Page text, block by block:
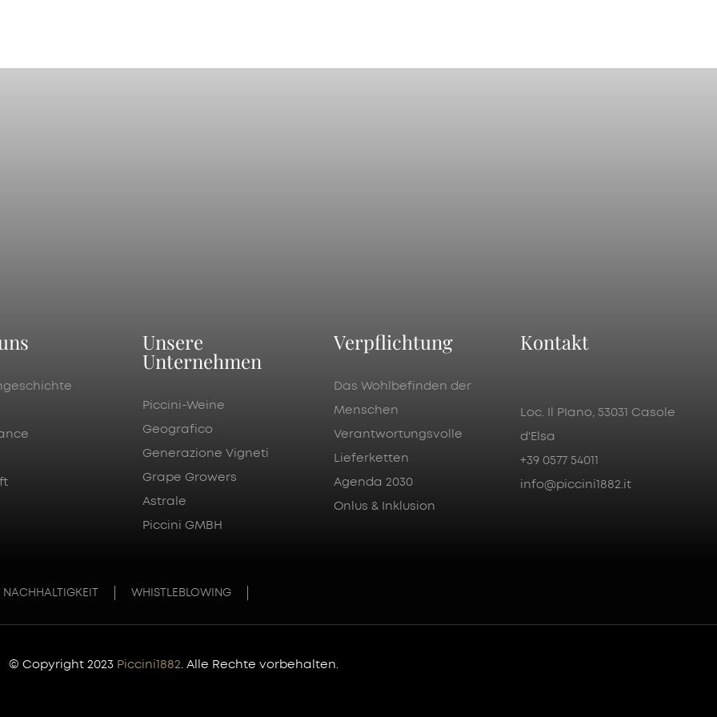
Unsere
Unternehmen
Piccini-Weine
Geografico
Generazione Vigneti
Grape Growers
Astrale
Piccini GMBH
Verpflichtung
Das Wohlbefinden der
Menschen
Verantwortungsvolle
Lieferketten
Agenda 2030
Onlus & Inklusion
Kontakt
Loc. Il PIano, 53031 Casole
d'Elsa
+39 0577 54011
info@piccini1882.it
NACHHALTIGKEIT WHISTLEBLOWING
© Copyright 2023 Piccini1882. Alle Rechte vorbehalten.